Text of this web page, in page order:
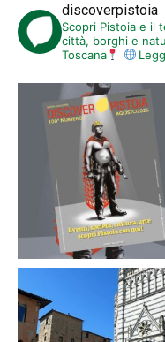
discoverpistoia
Scopri Pistoia e il
città, borghi e
Toscana